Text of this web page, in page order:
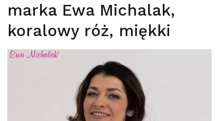
marka Ewa Michalak,
koralowy róż, miękki